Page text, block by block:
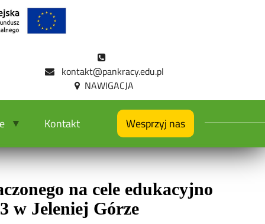
kontakt@pankracy.edu.pl
Wesprzyj nas
Kontakt
na cele edukacyjno
w Jeleniej Górze